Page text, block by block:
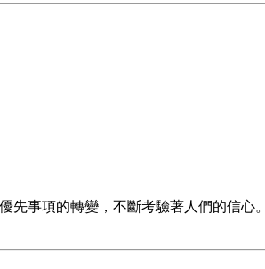
事項的轉變，不斷考驗著人們的信心